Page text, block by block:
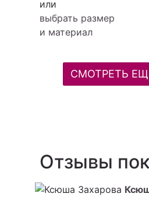
или
выбрать размер
и материал
СМОТРЕТЬ
Отзывы